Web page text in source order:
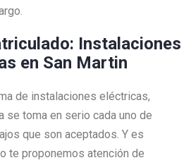
Instalaciones
en San Martin
de instalaciones eléctricas,
se toma en serio cada uno de
que son aceptados. Y es
te proponemos atención de